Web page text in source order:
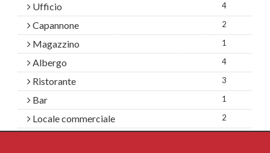
Ufficio 4
Capannone 2
Magazzino 1
Albergo 4
Ristorante 3
Bar 1
Locale commerciale 2